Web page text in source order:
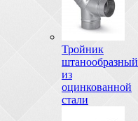
Тройник
штанообразный
из
оцинкованной
стали